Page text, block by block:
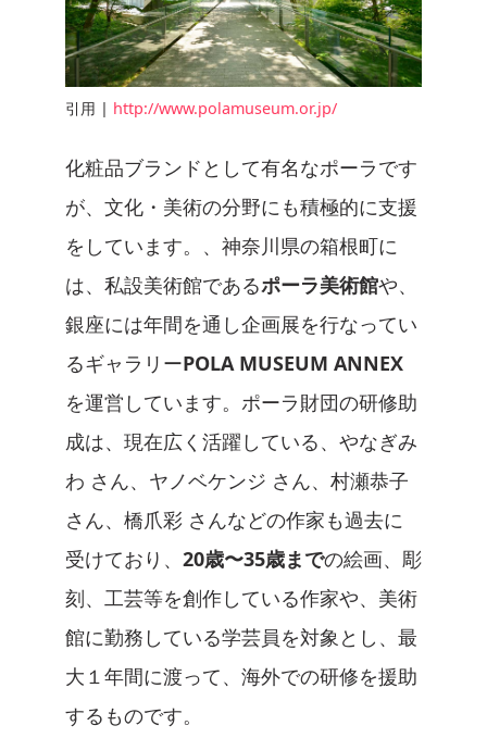
引用 | http://www.polamuseum.or.jp/
化粧品ブランドとして有名なポーラです
が、文化・美術の分野にも積極的に支援
をしています。、神奈川県の箱根町に
は、私設美術館であるポーラ美術館や、
銀座には年間を通し企画展を行なってい
るギャラリーPOLA MUSEUM ANNEX
を運営しています。ポーラ財団の研修助
成は、現在広く活躍している、やなぎみ
わ さん、ヤノベケンジ さん、村瀬恭子
さん、橋爪彩 さんなどの作家も過去に
受けており、 20歳〜35歳までの絵画、彫
刻、工芸等を創作している作家や、美術
館に勤務している学芸員を対象とし、最
大１年間に渡って、海外での研修を援助
するものです。